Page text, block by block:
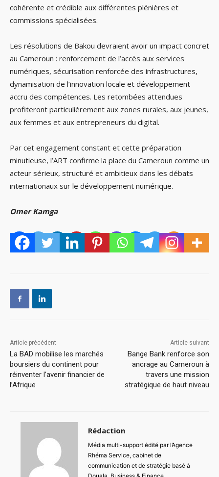
cohérente et crédible aux différentes plénières et
commissions spécialisées.
Les résolutions de Bakou devraient avoir un impact concret
au Cameroun : renforcement de l’accès aux services
numériques, sécurisation renforcée des infrastructures,
dynamisation de l’innovation locale et développement
accru des compétences. Les retombées attendues
profiteront particulièrement aux zones rurales, aux jeunes,
aux femmes et aux entrepreneurs du digital.
Par cet engagement constant et cette préparation
minutieuse, l’ART confirme la place du Cameroun comme un
acteur sérieux, structuré et ambitieux dans les débats
internationaux sur le développement numérique.
Omer Kamga
Article précédent
La BAD mobilise les marchés
boursiers du continent pour
réinventer l’avenir financier de
l’Afrique
Article suivant
Bange Bank renforce son
ancrage au Cameroun à
travers une mission
stratégique de haut niveau
Rédaction
Média multi-support édité par l’Agence
Rhéma Service, cabinet de
communication et de stratégie basé à